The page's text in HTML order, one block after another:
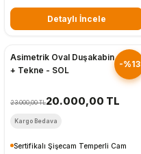
Detaylı İncele
-%13
Asimetrik Oval Duşakabin
+ Tekne - SOL
23.000,00 TL20.000,00 TL
Kargo Bedava
Sertifikalı Şişecam Temperli Cam